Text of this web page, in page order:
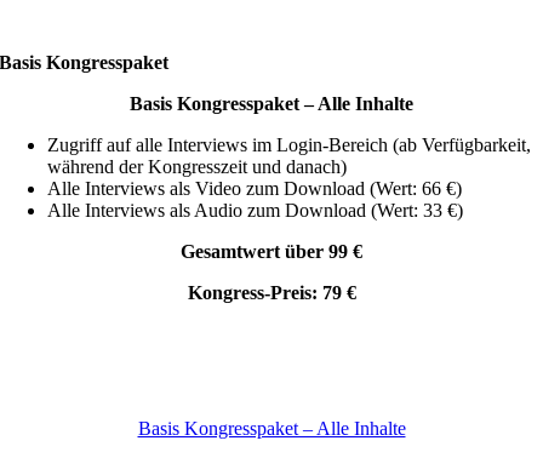
Basis Kongresspaket
Basis Kongresspaket – Alle Inhalte
Zugriff auf alle Interviews im Login-Bereich (ab Verfügbarkeit,
während der Kongresszeit und danach)
Alle Interviews als Video zum Download (Wert: 66 €)
Alle Interviews als Audio zum Download (Wert: 33 €)
Gesamtwert über 99 €
Kongress-Preis: 79 €
Basis Kongresspaket – Alle Inhalte